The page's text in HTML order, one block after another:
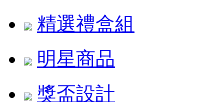
精選禮盒組
明星商品
獎盃設計